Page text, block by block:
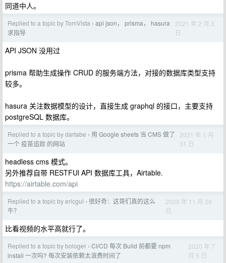
同道中人。
Replied to a topic by TomVista › api json， prisma， hasura
求指导
2021 年 2 月 3
日
API JSON 没用过
prisma 帮助生成操作 CRUD 的服务端方法，对接的数据库类型支持
较多。
hasura 关注数据模型的设计，直接生成 graphql 的接口，主要支持
postgreSQL 数据库。
Replied to a topic by dartabe › 用 Google sheets 当 CMS 做了
一个 疫苗追踪 的网站
2021 年 1 月
31 日
headless cms 模式。
另外推荐自带 RESTFUl API 数据库工具，Airtable.
https://airtable.com/api
Replied to a topic by ericgui › 很好奇：这哥们真的这么
牛？
2020 年 11 月 29
日
比看视频的水平高就行了。
Replied to a topic by bologer › CI/CD 每次 Build 前都要 npm
install 一次吗? 每次安装依赖太浪费时间了
2020 年 7
月 5 日